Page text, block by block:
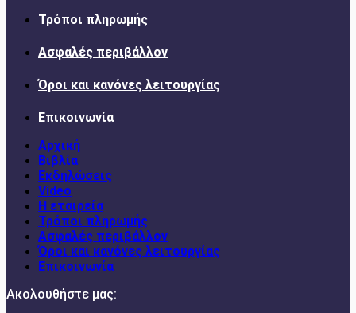
Τρόποι πληρωμής
Ασφαλές περιβάλλον
Όροι και κανόνες λειτουργίας
Επικοινωνία
Αρχική
Βιβλία
Εκδηλώσεις
Video
Η εταιρεία
Τρόποι πληρωμής
Ασφαλές περιβάλλον
Όροι και κανόνες λειτουργίας
Επικοινωνία
Ακολουθήστε μας: